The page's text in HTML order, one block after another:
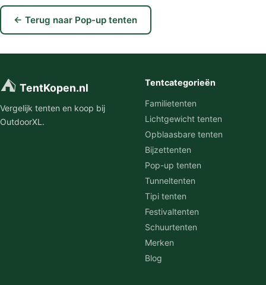
← Terug naar Pop-up tenten
⛺ TentKopen.nl
Vergelijk tenten en koop bij
OutdoorXL.
Tentcategorieën
Familietenten
Lichtgewicht tenten
Opblaasbare tenten
Bijzettenten
Pop-up tenten
Tunneltenten
Tipi tenten
Festivaltenten
Schuurtenten
Merken
Blog